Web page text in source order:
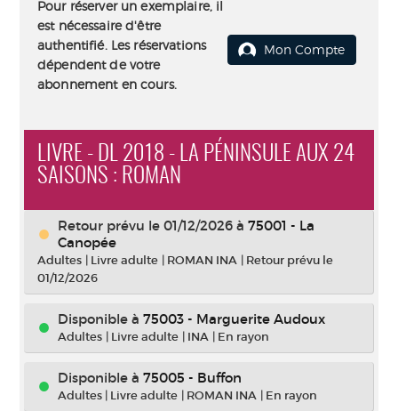
Pour réserver un exemplaire, il
est nécessaire d'être
authentifié. Les réservations
dépendent de votre
abonnement en cours.
Mon Compte
LIVRE - DL 2018 - LA PÉNINSULE AUX 24
SAISONS : ROMAN
Retour prévu le 01/12/2026 à 75001 - La
Canopée
Adultes | Livre adulte | ROMAN INA | Retour prévu le
01/12/2026
Disponible à 75003 - Marguerite Audoux
Adultes | Livre adulte | INA | En rayon
Disponible à 75005 - Buffon
Adultes | Livre adulte | ROMAN INA | En rayon